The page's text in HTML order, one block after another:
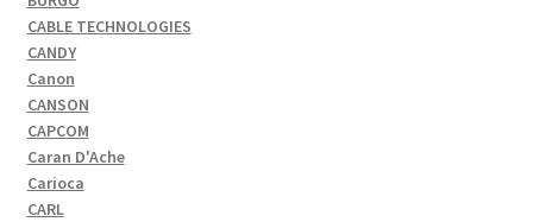
CABLE TECHNOLOGIES
CANDY
Canon
CANSON
CAPCOM
Caran D'Ache
Carioca
CARL